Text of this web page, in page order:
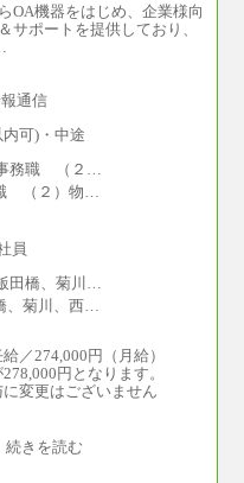
OA機器をはじめ、企業様向
サポートを提供しており、
通信
可)・中途
務職 （２…
（２）物…
員
田橋、菊川…
、菊川、西…
／274,000円（月給）
円となります。
変更はございません
円（月給）～
きを読む